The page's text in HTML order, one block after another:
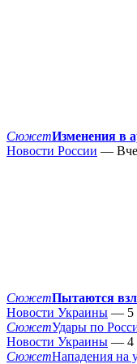
СюжетИзменения в
Новости России —
СюжетПытаются
Новости Украины — 5
СюжетУдары по
Новости Украины — 4
СюжетНападения на